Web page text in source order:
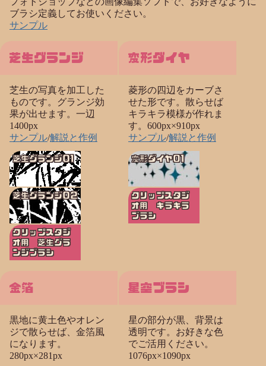
ブラシ定義してお使いください。
サンプル
芝生グランジ
芝生の写真を加工した
ものです。グランジ効
果が出せます。一辺
1400px
サンプル/解説と作例
芝生グランジ01
芝生グランジ02
クリップスタジ
オ用 芝生グラ
ンジブラシ
変形ダイヤ
菱形の四辺をカーブさ
せた形です。散らせば
キラキラ模様が作れま
す。600px×910px
サンプル/解説と作例
変形ダイヤ01
クリップスタジ
オ用 キラキラ
ブラシ
金箔
黒地に黄土色やオレン
ジで散らせば、金箔風
になります。
280px×281px
星空ブラシ
星の部分が黒、背景は
透明です。お好きな色
でご活用ください。
1076px×1090px